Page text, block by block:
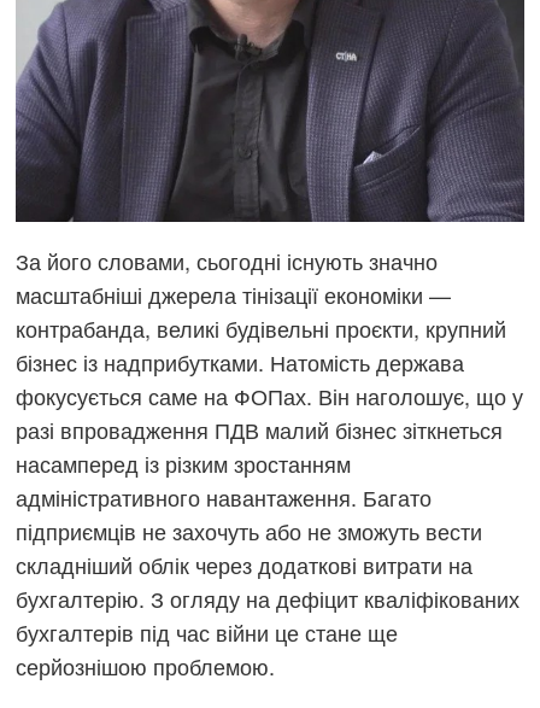
За його словами, сьогодні існують значно
масштабніші джерела тінізації економіки —
контрабанда, великі будівельні проєкти, крупний
бізнес із надприбутками. Натомість держава
фокусується саме на ФОПах. Він наголошує, що у
разі впровадження ПДВ малий бізнес зіткнеться
насамперед із різким зростанням
адміністративного навантаження. Багато
підприємців не захочуть або не зможуть вести
складніший облік через додаткові витрати на
бухгалтерію. З огляду на дефіцит кваліфікованих
бухгалтерів під час війни це стане ще
серйознішою проблемою.